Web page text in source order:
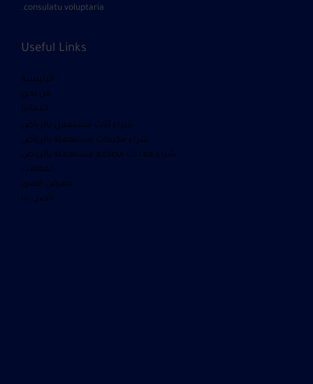
consulatu voluptaria.
Useful Links
الرئيسية
من نحن
خدماتنا
شراء أثاث مستعمل بالرياض
شراء مكيفات مستعمله بالرياض
شراء معدات مطاعم مستعملة بالرياض
المقالات
معرض الصور
اتصل بنا